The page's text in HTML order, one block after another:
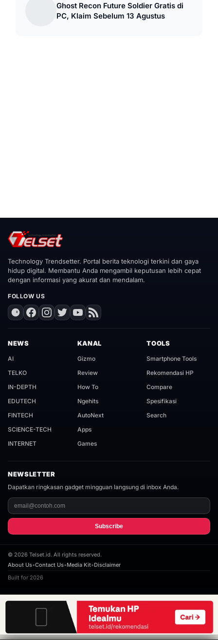
Ghost Recon Future Soldier Gratis di
PC, Klaim Sebelum 13 Agustus
Technology Trendsetter. Portal berita teknologi terkini dan gaya
hidup digital. Membantu Anda mengambil keputusan lebih cepat
dengan informasi yang akurat dan mendalam.
FOLLOW US
NEWS
AI
TELKO
IN-DEPTH
EDUTECH
FINTECH
SCIENCE-TECH
INTERNET
KANAL
Gizmo
Review
How To
Ngehits
AutoNext
Apps
Games
TOOLS
Smartphone Tools
Rekomendasi HP
Compare
Spesifikasi
Search
NEWSLETTER
Dapatkan ringkasan gadget mingguan langsung di inbox Anda.
Subscribe
© 2026 Telset.id. All rights reserved.
About Us•Contact Us•Media Kit•Disclaimer
Built for 2026